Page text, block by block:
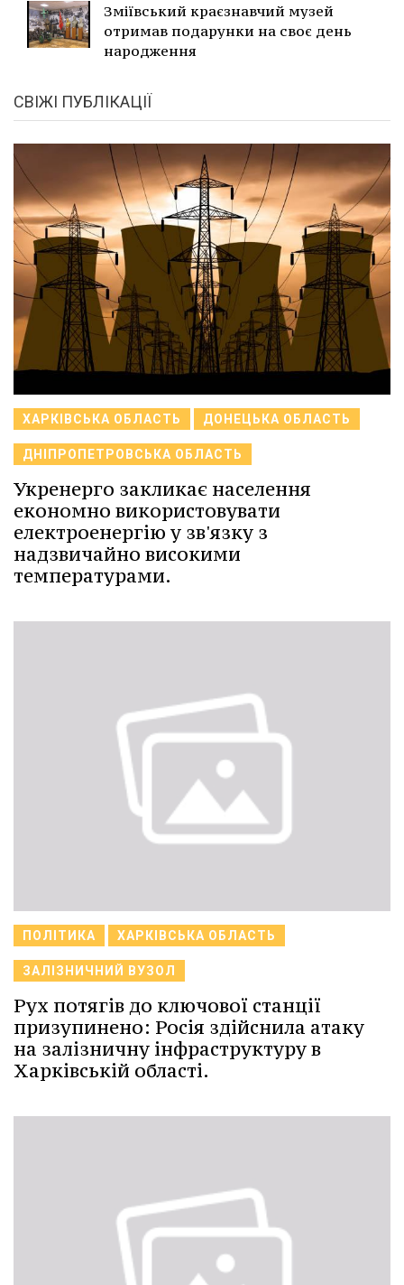
Зміївський краєзнавчий музей
отримав подарунки на своє день
народження
СВІЖІ ПУБЛІКАЦІЇ
ХАРКІВСЬКА ОБЛАСТЬ ДОНЕЦЬКА ОБЛАСТЬ
ДНІПРОПЕТРОВСЬКА ОБЛАСТЬ
Укренерго закликає населення
економно використовувати
електроенергію у зв'язку з
надзвичайно високими
температурами.
ПОЛІТИКА ХАРКІВСЬКА ОБЛАСТЬ
ЗАЛІЗНИЧНИЙ ВУЗОЛ
Рух потягів до ключової станції
призупинено: Росія здійснила атаку
на залізничну інфраструктуру в
Харківській області.